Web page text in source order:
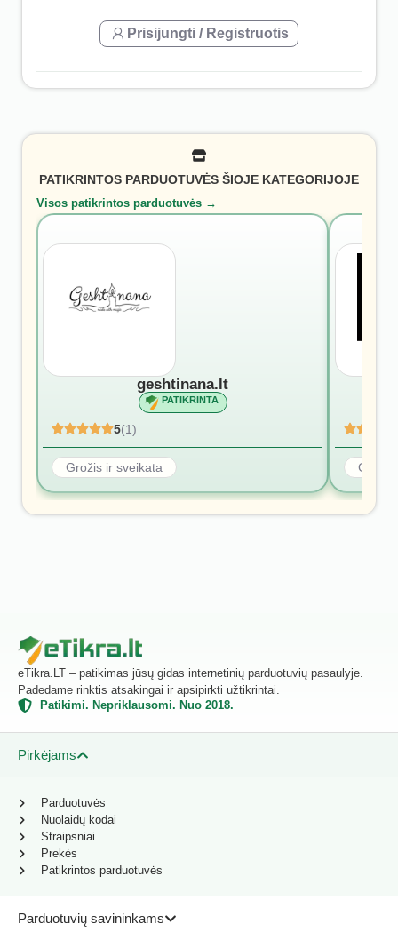
Prisijungti / Registruotis
PATIKRINTOS PARDUOTUVĖS ŠIOJE KATEGORIJOJE
Visos patikrintos parduotuvės →
geshtinana.lt
PATIKRINTA
5(1)
Grožis ir sveikata Grožis
eTikra.LT – patikimas jūsų gidas internetinių parduotuvių pasaulyje.
Padedame rinktis atsakingai ir apsipirkti užtikrintai.
Patikimi. Nepriklausomi. Nuo 2018.
Pirkėjams
Parduotuvių savininkams
Parduotuvės
Nuolaidų kodai
Straipsniai
Prekės
Patikrintos parduotuvės